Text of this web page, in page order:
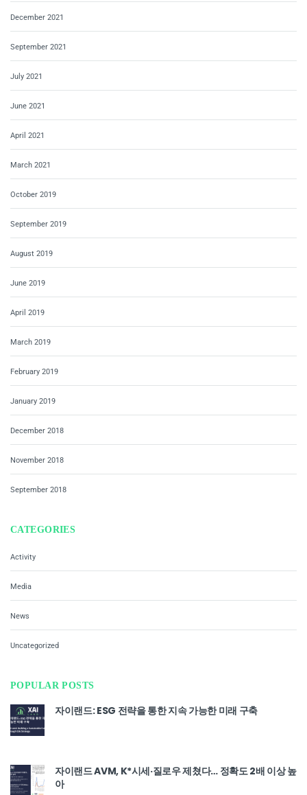
December 2021
September 2021
July 2021
June 2021
April 2021
March 2021
October 2019
September 2019
August 2019
June 2019
April 2019
March 2019
February 2019
January 2019
December 2018
November 2018
September 2018
CATEGORIES
Activity
Media
News
Uncategorized
POPULAR POSTS
자이랜드: ESG 전략을 통한 지속 가능한 미래 구축
자이랜드 AVM, K*시세·질로우 제쳤다… 정확도 2배 이상 높
아